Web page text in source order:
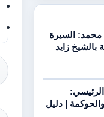
السيرة
بالشيخ زايد
والحوكمة | دليل